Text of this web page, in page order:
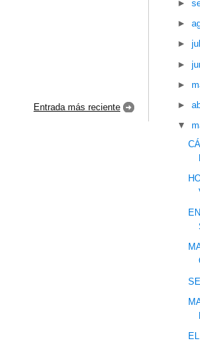
Entrada más reciente
►
►
►
►
►
►
▼